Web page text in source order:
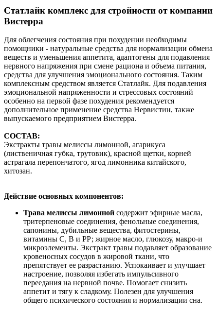
Статлайк комплекс для стройности от компании
Вистерра
Для облегчения состояния при похудении необходимы
помощники - натуральные средства для нормализации обмена
веществ и уменьшения аппетита, адаптогены для подавления
нервного напряжения при смене рациона и объема питания,
средства для улучшения эмоционального состояния. Таким
комплексным средством является Статлайк. Для подавления
эмоциональной напряженности и стрессовых состояний
особенно на первой фазе похудения рекомендуется
дополнительное применение средства Нервистин, также
выпускаемого предприятием Вистерра.
СОСТАВ:
Экстракты травы мелиссы лимонной, агарикуса
(лиственичная губка, трутовик), красной щетки, корней
астрагала перепончатого, ягод лимонника китайского,
хитозан.
Действие основных компонентов:
Трава мелиссы лимонной содержит эфирные масла,
тритерпеновые соединения, фенольные соединения,
сапонины, дубильные вещества, фитостерины,
витамины С, В и РР; жирное масло, глюкозу, макро-и
микроэле­менты. Экстракт травы подавляет образование
кровеносных сосудов в жировой ткани, что
препятствует ее разрастанию. Успокаивает и улучшает
настроение, позволяя избегать импульсивного
переедания на нервной почве. Помогает снизить
аппетит и тягу к сладкому. Полезен для улучшения
общего психического состояния и нормализации сна.